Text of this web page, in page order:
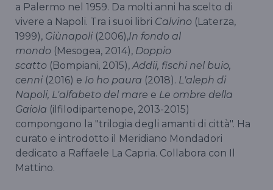
a Palermo nel 1959. Da molti anni ha scelto di
vivere a Napoli. Tra i suoi libri Calvino (Laterza,
1999), Giùnapoli (2006),In fondo al
mondo (Mesogea, 2014), Doppio
scatto (Bompiani, 2015),Addii, fischi nel buio,
cenni (2016) e Io ho paura (2018). L'aleph di
Napoli, L'alfabeto del mare e Le ombre della
Gaiola (ilfilodipartenope, 2013-2015)
compongono la "trilogia degli amanti di città". Ha
curato e introdotto il Meridiano Mondadori
dedicato a Raffaele La Capria. Collabora con Il
Mattino.